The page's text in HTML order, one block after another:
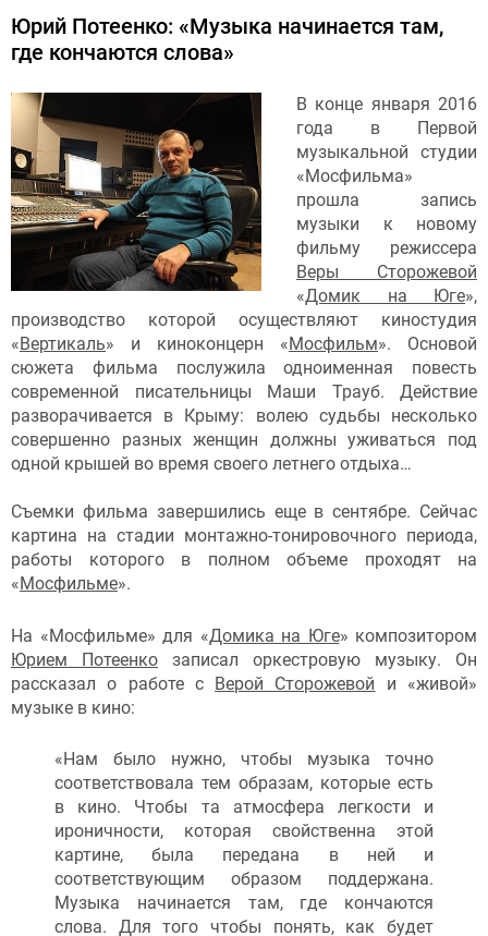
Юрий Потеенко: «Музыка начинается там,
где кончаются слова»
В конце января 2016
года в Первой
музыкальной студии
«Мосфильма»
прошла запись
музыки к новому
фильму режиссера
Веры Сторожевой
«Домик на Юге»,
производство которой осуществляют киностудия
«Вертикаль» и киноконцерн «Мосфильм». Основой
сюжета фильма послужила одноименная повесть
современной писательницы Маши Трауб. Действие
разворачивается в Крыму: волею судьбы несколько
совершенно разных женщин должны уживаться под
одной крышей во время своего летнего отдыха…
Съемки фильма завершились еще в сентябре. Сейчас
картина на стадии монтажно-тонировочного периода,
работы которого в полном объеме проходят на
«Мосфильме».
На «Мосфильме» для «Домика на Юге» композитором
Юрием Потеенко записал оркестровую музыку. Он
рассказал о работе с Верой Сторожевой и «живой»
музыке в кино:
«Нам было нужно, чтобы музыка точно
соответствовала тем образам, которые есть
в кино. Чтобы та атмосфера легкости и
ироничности, которая свойственна этой
картине, была передана в ней и
соответствующим образом поддержана.
Музыка начинается там, где кончаются
слова. Для того чтобы понять, как будет